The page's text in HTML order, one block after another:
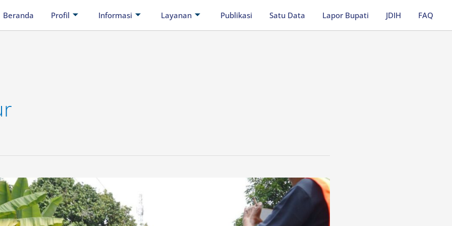
Beranda Profil Informasi Layanan Publikasi Satu Data Lapor Bupati JDIH FAQ